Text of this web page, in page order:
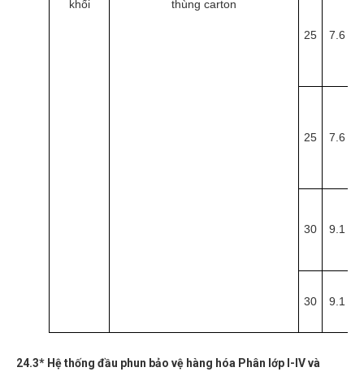
khối
thùng carton
25 7.6
25 7.6
30 9.1
30 9.1
24.3* Hệ thống đầu phun bảo vệ hàng hóa Phân lớp I-IV và